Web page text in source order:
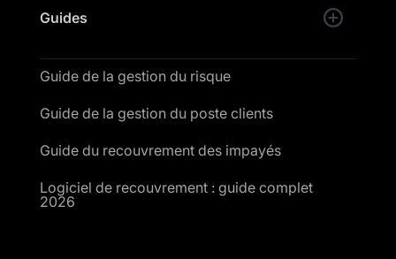
Guides
Guide de la gestion du risque
Guide de la gestion du poste clients
Guide du recouvrement des impayés
Logiciel de recouvrement : guide complet
2026